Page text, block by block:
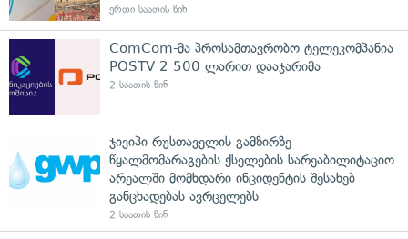
ერთი საათის წინ
ComCom-მა პროსამთავრობო ტელეკომპანია
POSTV 2 500 ლარით დააჯარიმა
2 საათის წინ
ჯივიპი რუსთაველის გამზირზე
წყალმომარაგების ქსელების სარეაბილიტაციო
არეალში მომხდარი ინციდენტის შესახებ
განცხადებას ავრცელებს
2 საათის წინ